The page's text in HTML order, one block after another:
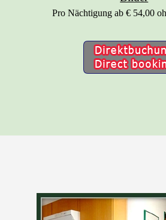
Pro Nächtigung ab € 54,00